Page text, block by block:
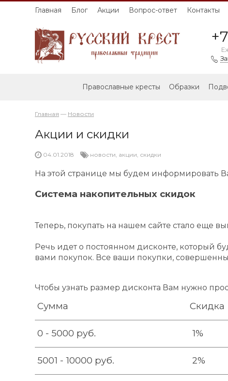
Главная Блог Акции Вопрос-ответ Контакты
Православные кресты Образки
Главная — Новости
Акции и скидки
04.01.2018 новости, акции, скидки
На этой странице мы будем информировать
Система накопительных скидок
Теперь, покупать на нашем сайте стало еще
Речь идет о постоянном дисконте, который
вами покупок. Все ваши покупки,
Чтобы узнать размер дисконта Вам нужно
Сумма Скидка
0 - 5000 руб. 1%
5001 - 10000 руб. 2%